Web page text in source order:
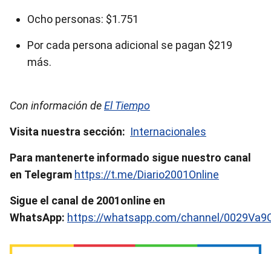
Ocho personas: $1.751
Por cada persona adicional se pagan $219
más.
Con información deEl Tiempo
Visita nuestra sección: Internacionales
Para mantenerte informado sigue nuestro canal
en Telegram https://t.me/Diario2001Online
Sigue el canal de 2001online en
WhatsApp: https://whatsapp.com/channel/